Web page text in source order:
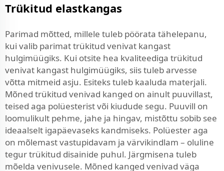
Trükitud elastkangas
Parimad mõtted, millele tuleb pöörata tähelepanu,
kui valib parimat trükitud venivat kangast
hulgimüügiks. Kui otsite hea kvaliteediga trükitud
venivat kangast hulgimüügiks, siis tuleb arvesse
võtta mitmeid asju. Esiteks tuleb kaaluda materjali.
Mõned trükitud venivad kanged on ainult puuvillast,
teised aga polüesterist või kiudude segu. Puuvill on
loomulikult pehme, jahe ja hingav, mistõttu sobib see
ideaalselt igapäevaseks kandmiseks. Polüester aga
on mõlemast vastupidavam ja värvikindlam – oluline
tegur trükitud disainide puhul. Järgmisena tuleb
mõelda venivusele. Mõned kanged venivad väga